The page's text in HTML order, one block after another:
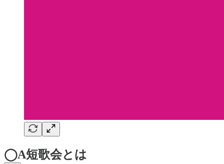
◯A短歌会とは